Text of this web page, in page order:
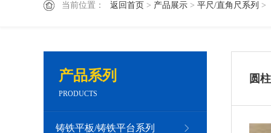
当前位置： 返回首页 > 产品展示 > 平尺/直角尺系列 >
产品系列
PRODUCTS
铸铁平板/铸铁平台系列
圆